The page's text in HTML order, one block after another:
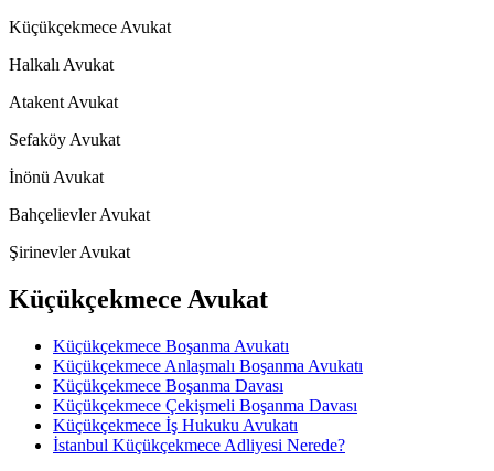
Küçükçekmece Avukat
Halkalı Avukat
Atakent Avukat
Sefaköy Avukat
İnönü Avukat
Bahçelievler Avukat
Şirinevler Avukat
Küçükçekmece Avukat
Küçükçekmece Boşanma Avukatı
Küçükçekmece Anlaşmalı Boşanma Avukatı
Küçükçekmece Boşanma Davası
Küçükçekmece Çekişmeli Boşanma Davası
Küçükçekmece İş Hukuku Avukatı
İstanbul Küçükçekmece Adliyesi Nerede?